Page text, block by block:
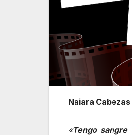
Naiara Cabezas
«Tengo sangre